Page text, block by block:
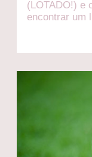
(LOTADO!) e
encontrar